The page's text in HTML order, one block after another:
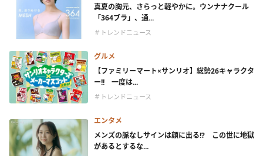
真夏の胸元、さらっと軽やかに。ウンナナクール
「364ブラ」、通...
＃トレンドニュース
グルメ
【ファミリーマート×サンリオ】総勢26キャラクタ
ー!! 一度は...
＃トレンドニュース
エンタメ
メンズの脈なしサインは顔に出る!? この世に地獄
があるとするな...